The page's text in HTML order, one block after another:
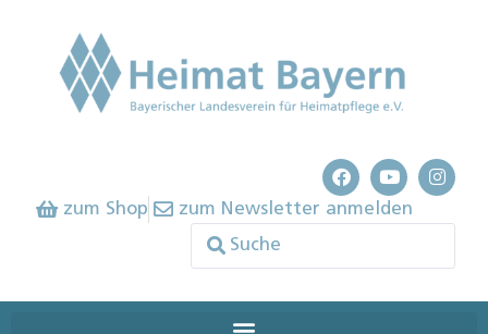
zum Shop zum Newsletter anmelden